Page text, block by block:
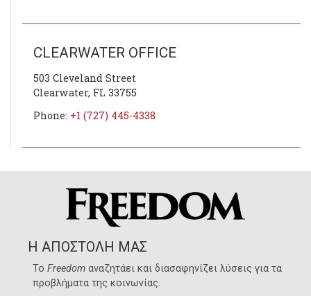
CLEARWATER OFFICE
503 Cleveland Street
Clearwater, FL 33755
Phone: +1 (727) 445-4338
Η ΑΠΟΣΤΟΛΗ ΜΑΣ
ΤοFreedom αναζητάει και διασαφηνίζει λύσεις για τα
προβλήματα της κοινωνίας.